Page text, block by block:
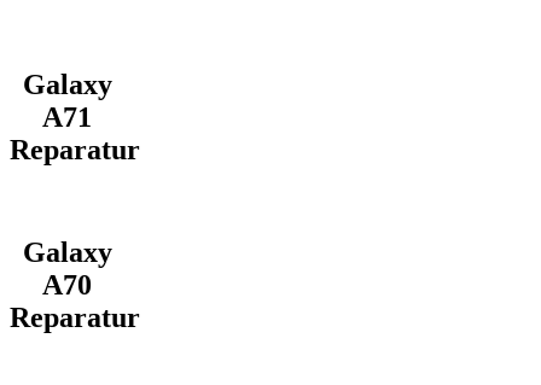
Galaxy
A71
Reparatur
Galaxy
A70
Reparatur